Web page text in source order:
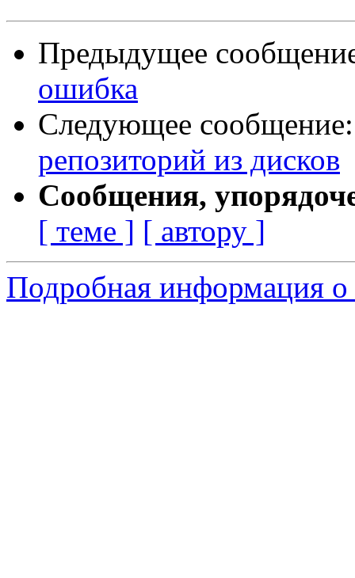
Предыдущее
ошибка
Следующее
репозиторий из дисков
Сообщения,
[ теме ] [ автору ]
Подробная информация о